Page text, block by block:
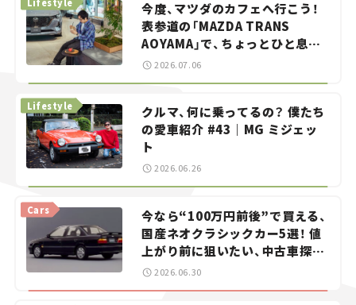
今度、マツダのカフェへ行こう！
表参道の「MAZDA TRANS
AOYAMA」で、ちょっとひと息。
——連載｜CCGとクルマでどうす
2026.07.06
クルマ、何に乗ってるの？ 僕たち
の愛車紹介 #43｜MG ミジェッ
ト
Lifestyle
2026.06.26
今なら“100万円前後”で買える、
国産ネオクラシックカー5選！ 値
上がり前に狙いたい、中古車探し
をお手伝い――ちょっとイケてるマ
Cars
2026.06.30